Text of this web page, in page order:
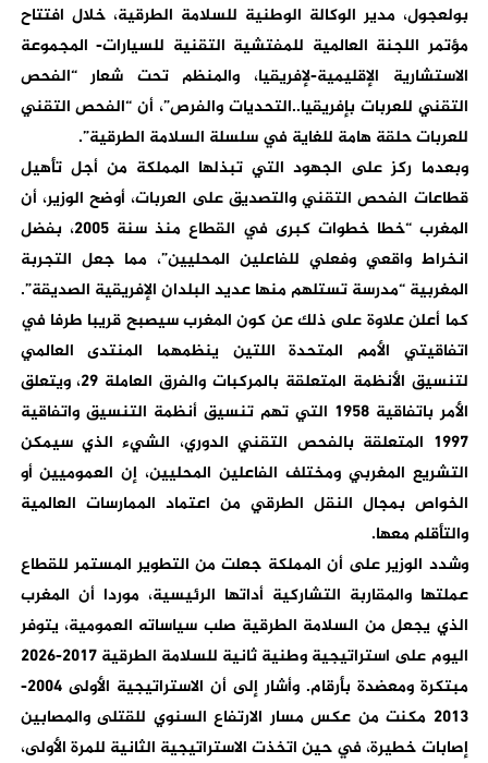
بولعجول، مدير الوكالة الوطنية للسلامة الطرقية، خلال افتتاح
مؤتمر اللجنة العالمية للمفتشية التقنية للسيارات- المجموعة
الاستشارية الإقليمية-لإفريقيا، والمنظم تحت شعار “الفحص
التقني للعربات بإفريقيا..التحديات والفرص”، أن “الفحص التقني
للعربات حلقة هامة للغاية في سلسلة السلامة الطرقية”.
وبعدما ركز على الجهود التي تبذلها المملكة من أجل تأهيل
قطاعات الفحص التقني والتصديق على العربات، أوضح الوزير، أن
المغرب “خطا خطوات كبرى في القطاع منذ سنة 2005، بفضل
انخراط واقعي وفعلي للفاعلين المحليين”، مما جعل التجربة
المغربية “مدرسة تستلهم منها عديد البلدان الإفريقية الصديقة”.
كما أعلن علاوة على ذلك عن كون المغرب سيصبح قريبا طرفا في
اتفاقيتي الأمم المتحدة اللتين ينظمهما المنتدى العالمي
لتنسيق الأنظمة المتعلقة بالمركبات والفرق العاملة 29، ويتعلق
الأمر باتفاقية 1958 التي تهم تنسيق أنظمة التنسيق واتفاقية
1997 المتعلقة بالفحص التقني الدوري، الشيء الذي سيمكن
التشريع المغربي ومختلف الفاعلين المحليين، إن العموميين أو
الخواص بمجال النقل الطرقي من اعتماد الممارسات العالمية
والتأقلم معها.
وشدد الوزير على أن المملكة جعلت من التطوير المستمر للقطاع
عملتها والمقاربة التشاركية أداتها الرئيسية، موردا أن المغرب
الذي يجعل من السلامة الطرقية صلب سياساته العمومية، يتوفر
اليوم على استراتيجية وطنية ثانية للسلامة الطرقية 2017-2026
مبتكرة ومعضدة بأرقام. وأشار إلى أن الاستراتيجية الأولى 2004-
2013 مكنت من عكس مسار الارتفاع السنوي للقتلى والمصابين
إصابات خطيرة، في حين اتخذت الاستراتيجية الثانية للمرة الأولى،